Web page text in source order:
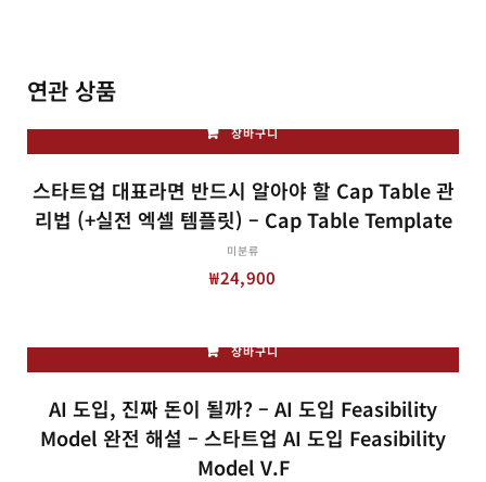
연관 상품
장바구니
스타트업 대표라면 반드시 알아야 할 Cap Table 관
리법 (+실전 엑셀 템플릿) – Cap Table Template
미분류
₩24,900
장바구니
AI 도입, 진짜 돈이 될까? – AI 도입 Feasibility
Model 완전 해설 – 스타트업 AI 도입 Feasibility
Model V.f